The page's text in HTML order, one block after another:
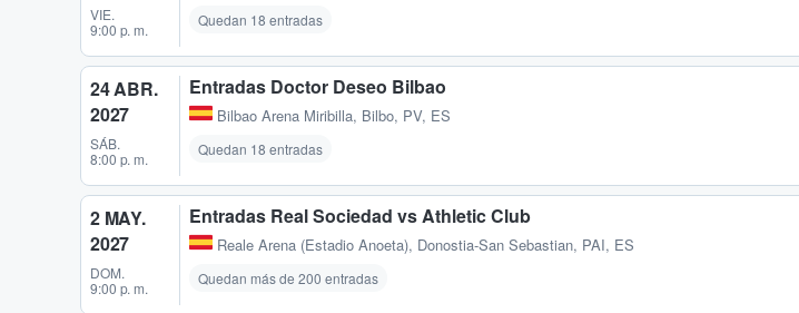
VIE.
9:00 p. m.
Quedan 18 entradas
24 ABR.
2027
SÁB.
8:00 p. m.
Entradas Doctor Deseo Bilbao
Bilbao Arena Miribilla, Bilbo, PV, ES
Quedan 18 entradas
2 MAY.
2027
DOM.
9:00 p. m.
Entradas Real Sociedad vs Athletic Club
Reale Arena (Estadio Anoeta), Donostia-San Sebastian, PAI, ES
Quedan más de 200 entradas